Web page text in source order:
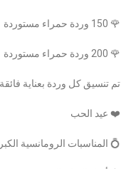
🌹 150 وردة حمراء مستوردة
🌹 200 وردة حمراء مستوردة
تم تنسيق كل وردة بعناية
❤️ عيد الحب
💍 المناسبات الرومانسية